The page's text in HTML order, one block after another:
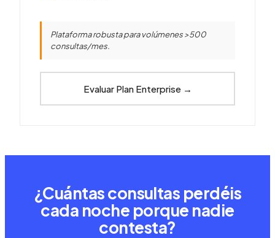
Plataforma robusta para volúmenes >500
consultas/mes.
Evaluar Plan Enterprise→
¿Cuántas consultas perdéis
cada noche porque nadie
contesta?